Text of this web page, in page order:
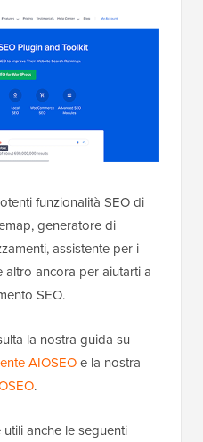
funzionalità SEO di
generatore di
assistente per i
altro ancora per aiutarti a
SEO.
la nostra guida su
AIOSEOe la nostra
.
anche le seguenti